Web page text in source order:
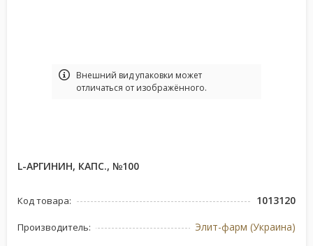
Bнешний вид упаковки может
отличаться от изображённого.
L-АРГИНИН, КАПС., №100
Код товара: 1013120
Производитель: Элит-фарм (Украина)